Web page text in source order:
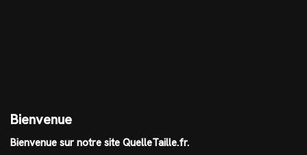
Bienvenue
Bienvenue sur notre site QuelleTaille.fr.